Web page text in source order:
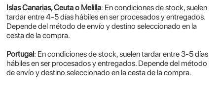
Islas Canarias, Ceuta o Melilla: En condiciones de stock, suelen
tardar entre 4-5 días hábiles en ser procesados y entregados.
Depende del método de envío y destino seleccionado en la
cesta de la compra.
Portugal: En condiciones de stock, suelen tardar entre 3-5 días
hábiles en ser procesados y entregados. Depende del método
de envío y destino seleccionado en la cesta de la compra.